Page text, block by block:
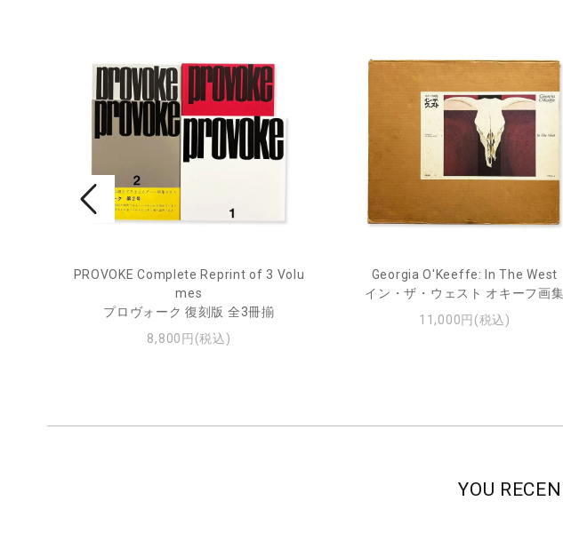
PROVOKE Complete Reprint of 3 Volu
mes
プロヴォーク 復刻版 全3冊揃
8,800円(税込)
Georgia O'Keeffe: In The West
イン・ザ・ウェスト オキーフ画集
11,000円(税込)
YOU